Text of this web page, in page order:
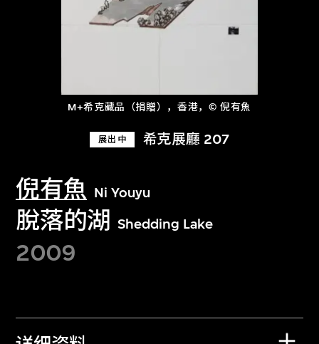
M+希克藏品（捐贈），香港，© 倪有魚
展出中 希克展廳 207
倪有魚 Ni Youyu
脫落的湖 Shedding Lake
2009
探索世界顶级的二十及二十一世纪视觉